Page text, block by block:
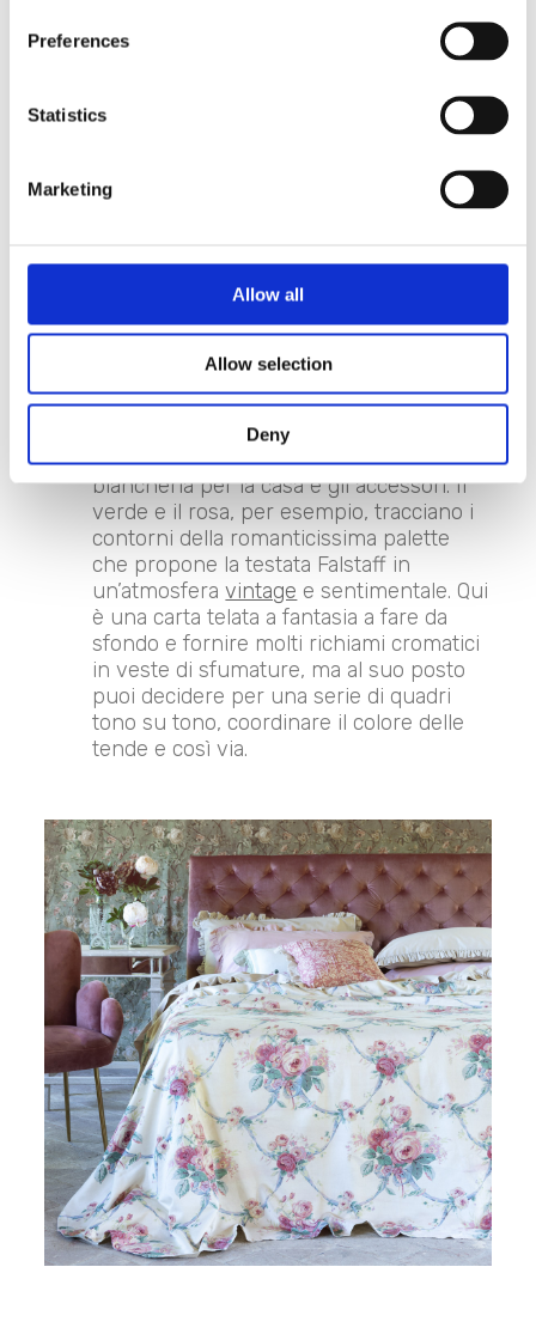
Preferences
Statistics
Marketing
Allow all
Allow selection
Deny
Ilcontrasto di colore
svolge un ruolo
fondamentale quando desideri porre
collezione capitonné. Nel caso della
testata Falstaff, per esempio, una parete
luminosa in tinta unita e impreziosita da
stucchi fa da contraltare al rosa acceso
rilievo le forme arrotondate e lo
schienale con lavorazione capitonné di
questo sofà color avorio.
vivacizzare la tua stanza con degli
abbinamenti di colore tra le
decorate, il tessuto del tuo capitonné, la
biancheria per la casa e gli accessori. Il
verde e il rosa, per esempio, tracciano i
contorni della romanticissima palette
che propone la testata Falstaff in
un’atmosferavintage e sentimentale. Qui
è una carta telata a fantasia a fare da
sfondo e fornire molti richiami cromatici
in veste di sfumature, ma al suo posto
puoi decidere per una serie di quadri
tono su tono, coordinare il colore delle
tende e così via.